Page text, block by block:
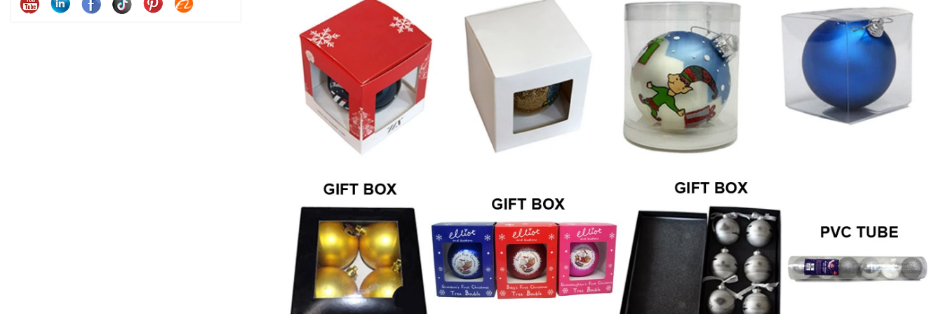
satisfaction des consommateurs.